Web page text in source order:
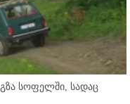
სოფელში, სადაც